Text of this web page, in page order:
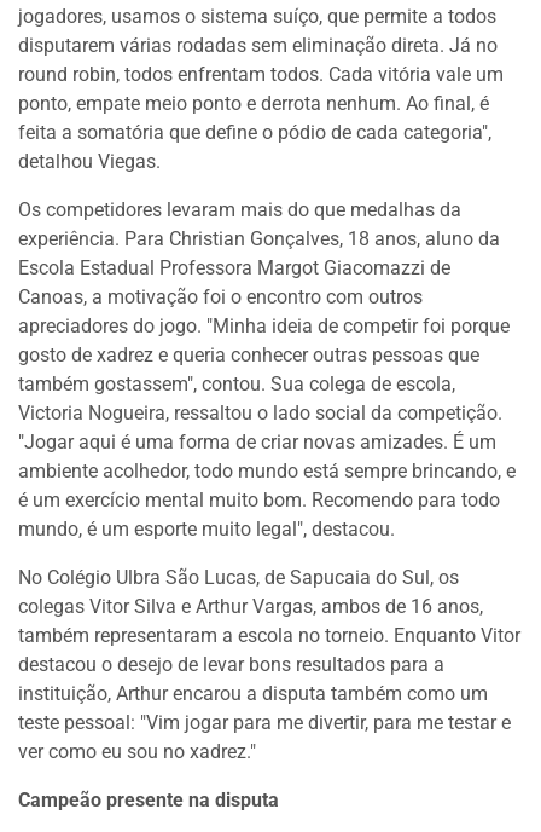
jogadores, usamos o sistema suíço, que permite a todos
disputarem várias rodadas sem eliminação direta. Já no
round robin, todos enfrentam todos. Cada vitória vale um
ponto, empate meio ponto e derrota nenhum. Ao final, é
feita a somatória que define o pódio de cada categoria",
detalhou Viegas.
Os competidores levaram mais do que medalhas da
experiência. Para Christian Gonçalves, 18 anos, aluno da
Escola Estadual Professora Margot Giacomazzi de
Canoas, a motivação foi o encontro com outros
apreciadores do jogo. "Minha ideia de competir foi porque
gosto de xadrez e queria conhecer outras pessoas que
também gostassem", contou. Sua colega de escola,
Victoria Nogueira, ressaltou o lado social da competição.
"Jogar aqui é uma forma de criar novas amizades. É um
ambiente acolhedor, todo mundo está sempre brincando, e
é um exercício mental muito bom. Recomendo para todo
mundo, é um esporte muito legal", destacou.
No Colégio Ulbra São Lucas, de Sapucaia do Sul, os
colegas Vitor Silva e Arthur Vargas, ambos de 16 anos,
também representaram a escola no torneio. Enquanto Vitor
destacou o desejo de levar bons resultados para a
instituição, Arthur encarou a disputa também como um
teste pessoal: "Vim jogar para me divertir, para me testar e
ver como eu sou no xadrez."
Campeão presente na disputa